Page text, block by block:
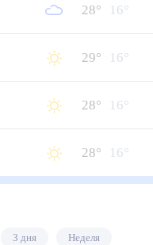
28° 16°
29° 16°
28° 16°
28° 16°
3 дня Неделя